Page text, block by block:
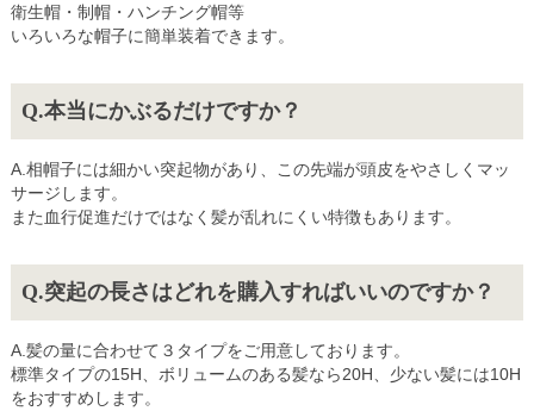
衛生帽・制帽・ハンチング帽等
いろいろな帽子に簡単装着できます。
本当にかぶるだけですか？
相帽子には細かい突起物があり、この先端が頭皮をやさしくマッ
サージします。
また血行促進だけではなく髪が乱れにくい特徴もあります。
突起の長さはどれを購入すればいいのですか？
髪の量に合わせて３タイプをご用意しております。
標準タイプの15H、ボリュームのある髪なら20H、少ない髪には10H
をおすすめします。